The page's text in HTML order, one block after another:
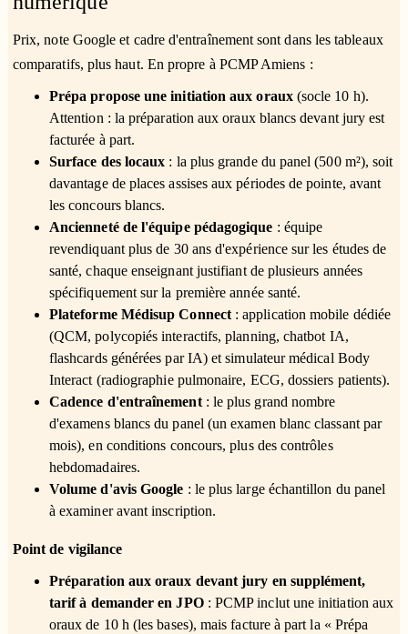
Prix, note Google et cadre d'entraînement sont dans les tableaux
comparatifs, plus haut. En propre à PCMP Amiens :
Prépa propose une initiation aux oraux(socle 10 h).
Attention : la préparation aux oraux blancs devant jury est
facturée à part.
Surface des locaux : la plus grande du panel (500 m²), soit
davantage de places assises aux périodes de pointe, avant
les concours blancs.
Ancienneté de l'équipe pédagogique : équipe
revendiquant plus de 30 ans d'expérience sur les études de
santé, chaque enseignant justifiant de plusieurs années
spécifiquement sur la première année santé.
Plateforme Médisup Connect: application mobile dédiée
(QCM, polycopiés interactifs, planning, chatbot IA,
flashcards générées par IA) et simulateur médical Body
Interact (radiographie pulmonaire, ECG, dossiers patients).
Cadence d'entraînement: le plus grand nombre
d'examens blancs du panel (un examen blanc classant par
mois), en conditions concours, plus des contrôles
hebdomadaires.
Volume d'avis Google : le plus large échantillon du panel
à examiner avant inscription.
Point de vigilance
Préparation aux oraux devant jury en supplément,
tarif à demander en JPO: PCMP inclut une initiation aux
oraux de 10 h (les bases), mais facture à part la « Prépa